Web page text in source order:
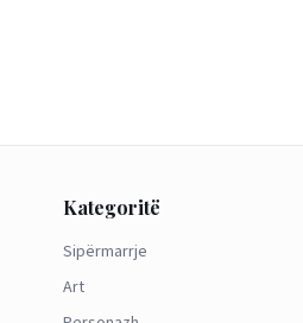
Kategoritë
Sipërmarrje
Art